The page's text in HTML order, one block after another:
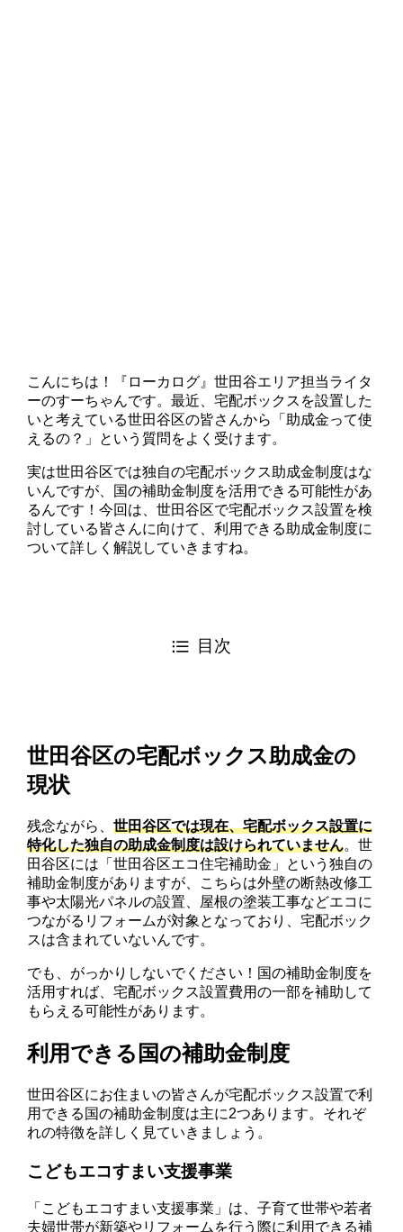
こんにちは！『ローカログ』世田谷エリア担当ライタ
ーのすーちゃんです。最近、宅配ボックスを設置した
いと考えている世田谷区の皆さんから「助成金って使
えるの？」という質問をよく受けます。
実は世田谷区では独自の宅配ボックス助成金制度はな
いんですが、国の補助金制度を活用できる可能性があ
るんです！今回は、世田谷区で宅配ボックス設置を検
討している皆さんに向けて、利用できる助成金制度に
ついて詳しく解説していきますね。
目次
世田谷区の宅配ボックス助成金の
現状
残念ながら、世田谷区では現在、宅配ボックス設置に
特化した独自の助成金制度は設けられていません。世
田谷区には「世田谷区エコ住宅補助金」という独自の
補助金制度がありますが、こちらは外壁の断熱改修工
事や太陽光パネルの設置、屋根の塗装工事などエコに
つながるリフォームが対象となっており、宅配ボック
スは含まれていないんです。
でも、がっかりしないでください！国の補助金制度を
活用すれば、宅配ボックス設置費用の一部を補助して
もらえる可能性があります。
利用できる国の補助金制度
世田谷区にお住まいの皆さんが宅配ボックス設置で利
用できる国の補助金制度は主に2つあります。それぞ
れの特徴を詳しく見ていきましょう。
こどもエコすまい支援事業
「こどもエコすまい支援事業」は、子育て世帯や若者
夫婦世帯が新築やリフォームを行う際に利用できる補